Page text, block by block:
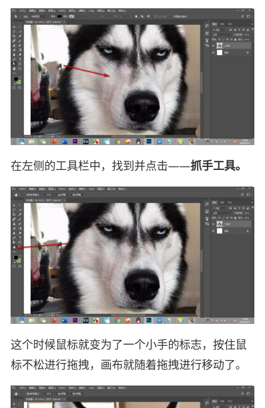
在左侧的工具栏中，找到并点击——抓手工具。
这个时候鼠标就变为了一个小手的标志，按住鼠
标不松进行拖拽，画布就随着拖拽进行移动了。